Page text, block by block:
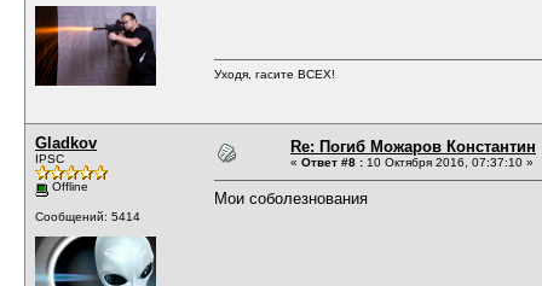
Уходя, гасите ВСЕХ!
Gladkov
IPSC
Offline
Сообщений: 5414
Re: Погиб Можаров Константин
« Ответ #8 : 10 Октября 2016, 07:37:10 »
Мои соболезнования